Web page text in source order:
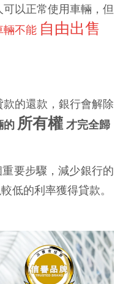
以正常使用車輛，但
輛不能 自由出售
的還款，銀行會解除
的 所有權 才完全歸
要步驟，減少銀行的
低的利率獲得貸款。